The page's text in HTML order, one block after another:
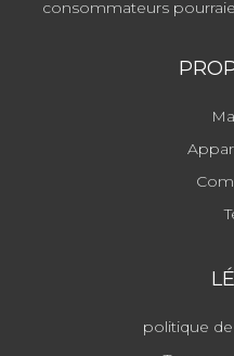
consommateurs
politique